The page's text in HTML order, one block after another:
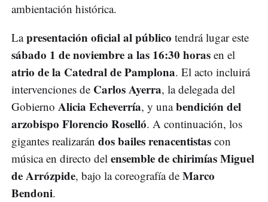
ambientación histórica.
Lapresentación oficial al público tendrá lugar este
sábado 1 de noviembre a las 16:30 horas en el
atrio de la Catedral de Pamplona. El acto incluirá
intervenciones de Carlos Ayerra, la delegada del
Gobierno Alicia Echeverría, y unabendición del
arzobispo Florencio Roselló. A continuación, los
gigantes realizarán dos bailes renacentistas con
música en directo del ensemble de chirimías Miguel
de Arrózpide, bajo la coreografía de Marco
Bendoni.